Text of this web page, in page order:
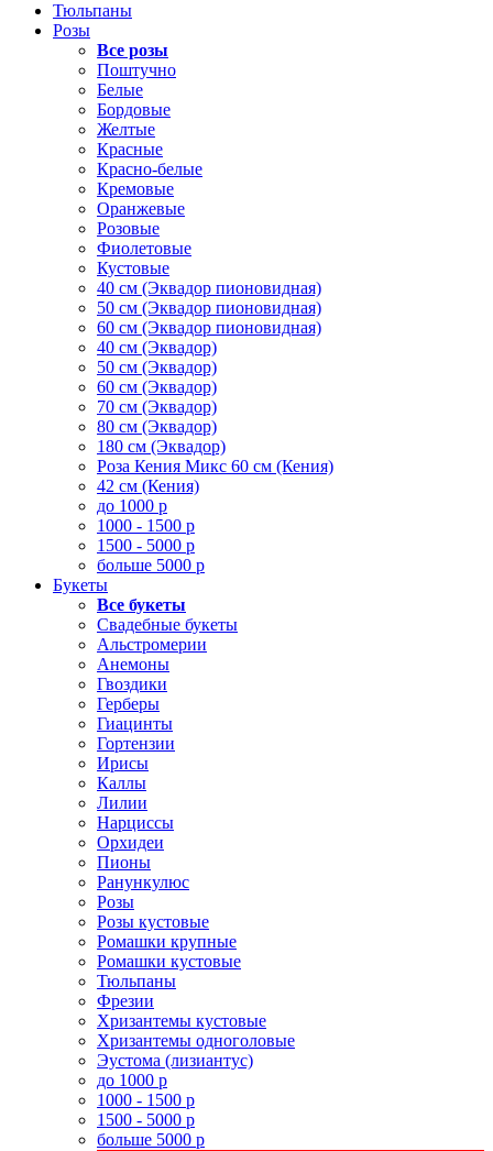
Тюльпаны
Розы
Все розы
Поштучно
Белые
Бордовые
Желтые
Красные
Красно-белые
Кремовые
Оранжевые
Розовые
Фиолетовые
Кустовые
40 см (Эквадор пионовидная)
50 см (Эквадор пионовидная)
60 см (Эквадор пионовидная)
40 см (Эквадор)
50 см (Эквадор)
60 см (Эквадор)
70 см (Эквадор)
80 см (Эквадор)
180 см (Эквадор)
Роза Кения Микс 60 см (Кения)
42 см (Кения)
до 1000 р
1000 - 1500 р
1500 - 5000 р
больше 5000 р
Букеты
Все букеты
Свадебные букеты
Альстромерии
Анемоны
Гвоздики
Герберы
Гиацинты
Гортензии
Ирисы
Каллы
Лилии
Нарциссы
Орхидеи
Пионы
Ранункулюс
Розы
Розы кустовые
Ромашки крупные
Ромашки кустовые
Тюльпаны
Фрезии
Хризантемы кустовые
Хризантемы одноголовые
Эустома (лизиантус)
до 1000 р
1000 - 1500 р
1500 - 5000 р
больше 5000 р